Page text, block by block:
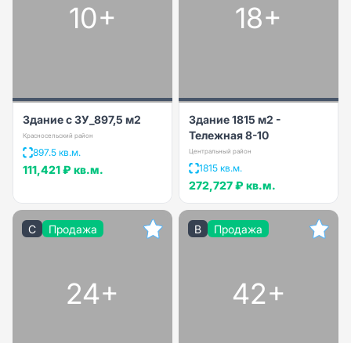
10+
Здание с ЗУ_897,5 м2
Красносельский район
897.5 кв.м.
111,421 ₽ кв.м.
18+
Здание 1815 м2 -
Тележная 8-10
Центральный район
1815 кв.м.
272,727 ₽ кв.м.
C Продажа
24+
B Продажа
42+